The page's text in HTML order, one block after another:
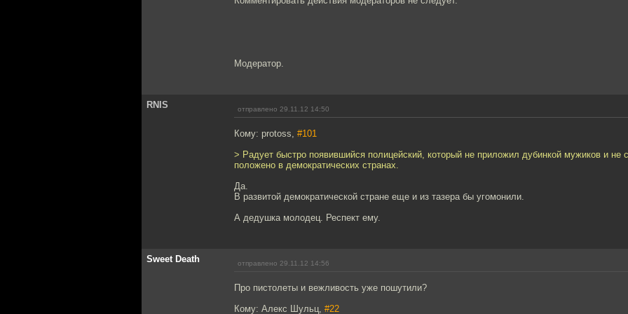
Модератор.
RNIS отправлено 29.11.12 14:50
Кому: protoss, #101
> Радует быстро появившийся полицейский, который не приложил дубинкой мужиков и не
положено в демократических странах.
Да.
В развитой демократической стране еще и из тазера бы угомонили.
А дедушка молодец. Респект ему.
Sweet Death отправлено 29.11.12 14:56
Про пистолеты и вежливость уже пошутили?
Кому: Алекс Шульц, #22